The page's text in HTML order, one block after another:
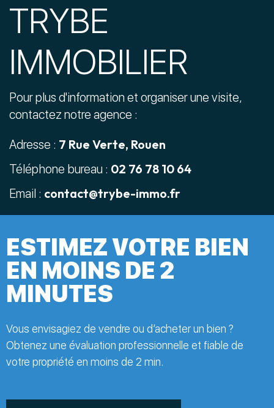
TRYBE
IMMOBILIER
Pour plus d'information et organiser une visite,
contactez notre agence :
Adresse : 7 Rue Verte, Rouen
Téléphone bureau : 02 76 78 10 64
Email : contact@trybe-immo.fr
ESTIMEZ VOTRE BIEN
EN MOINS DE 2
MINUTES
Vous envisagiez de vendre ou d’acheter un bien ?
Obtenez une évaluation professionnelle et fiable de
votre propriété en moins de 2 min.